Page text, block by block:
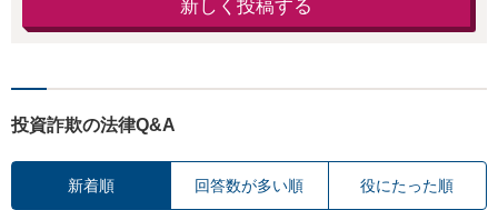
新しく投稿する
投資詐欺の法律Q&A
新着順 回答数が多い順 役にたった順